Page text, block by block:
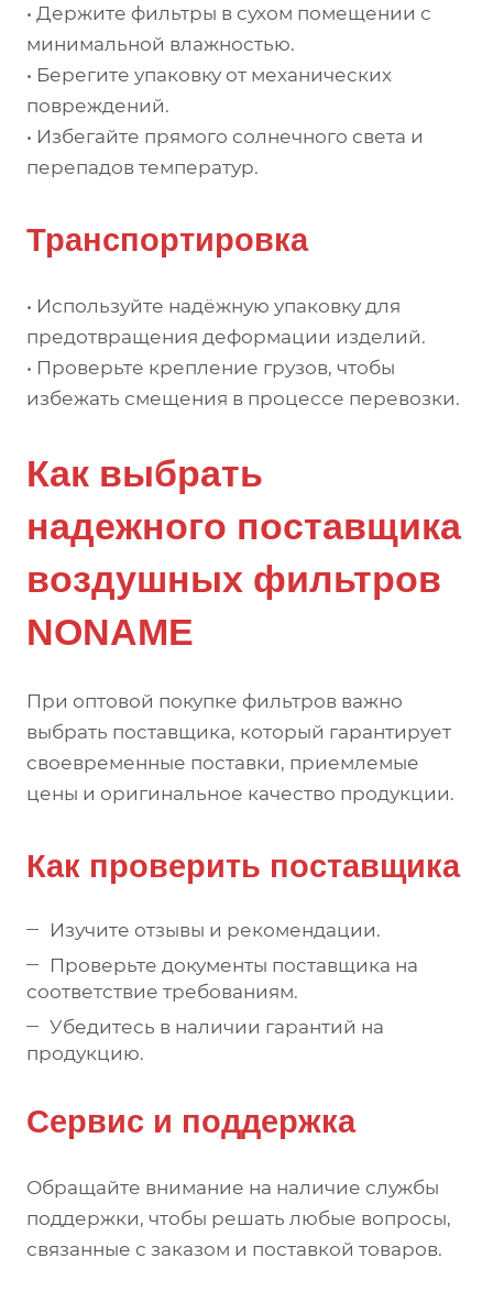
• Держите фильтры в сухом помещении с
минимальной влажностью.
• Берегите упаковку от механических
повреждений.
• Избегайте прямого солнечного света и
перепадов температур.
Транспортировка
• Используйте надёжную упаковку для
предотвращения деформации изделий.
• Проверьте крепление грузов, чтобы
избежать смещения в процессе перевозки.
Как выбрать
надежного поставщика
воздушных фильтров
NONAME
При оптовой покупке фильтров важно
выбрать поставщика, который гарантирует
своевременные поставки, приемлемые
цены и оригинальное качество продукции.
Как проверить поставщика
Изучите отзывы и рекомендации.
Проверьте документы поставщика на
соответствие требованиям.
Убедитесь в наличии гарантий на
продукцию.
Сервис и поддержка
Обращайте внимание на наличие службы
поддержки, чтобы решать любые вопросы,
связанные с заказом и поставкой товаров.